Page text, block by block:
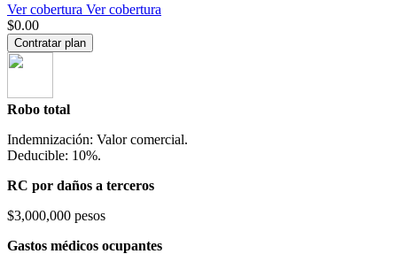
Ver cobertura Ver cobertura
$0.00
Contratar plan
Robo total
Indemnización: Valor comercial.
Deducible: 10%.
RC por daños a terceros
$3,000,000 pesos
Gastos médicos ocupantes